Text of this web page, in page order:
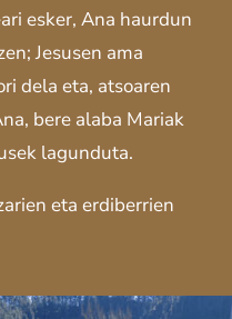
esker, Ana haurdun
Jesusen ama
dela eta, atsoaren
bere alaba Mariak
lagunduta.
eta erdiberrien